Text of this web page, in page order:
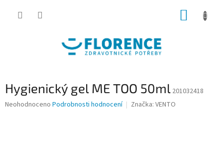
Hygienický gel ME TOO 50ml 201032418
Průměrné
Neohodnoceno Podrobnosti hodnocení Značka: VENTO